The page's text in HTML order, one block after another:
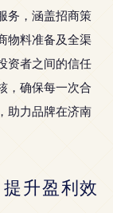
务，涵盖招商策
物料准备及全渠
资者之间的信任
，确保每一次合
助力品牌在济南
升盈利效